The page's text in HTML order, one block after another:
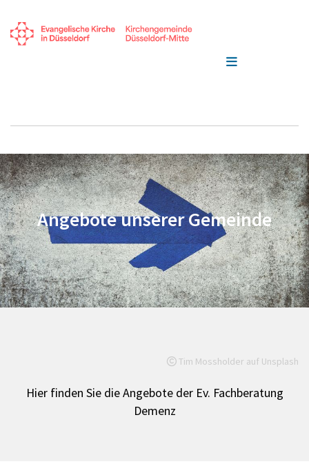
Angebote unserer Gemeinde
 Tim Mossholder auf Unsplash
Hier finden Sie die Angebote der Ev. Fachberatung
Demenz